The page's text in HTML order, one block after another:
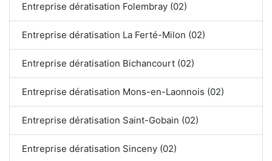
Entreprise dératisation Folembray (02)
Entreprise dératisation La Ferté-Milon (02)
Entreprise dératisation Bichancourt (02)
Entreprise dératisation Mons-en-Laonnois (02)
Entreprise dératisation Saint-Gobain (02)
Entreprise dératisation Sinceny (02)